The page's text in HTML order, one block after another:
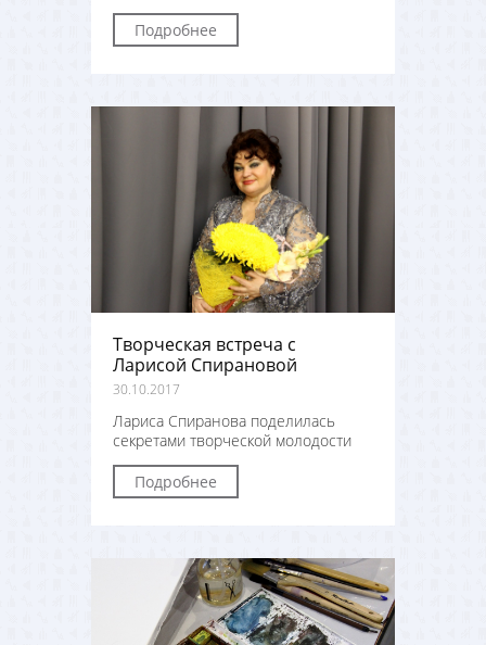
Подробнее
Творческая встреча с
Ларисой Спирановой
30.10.2017
Лариса Спиранова поделилась
секретами творческой молодости
Подробнее